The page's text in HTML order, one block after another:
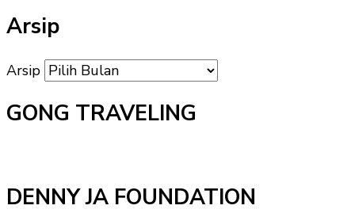
Arsip
Arsip
GONG TRAVELING
DENNY JA FOUNDATION